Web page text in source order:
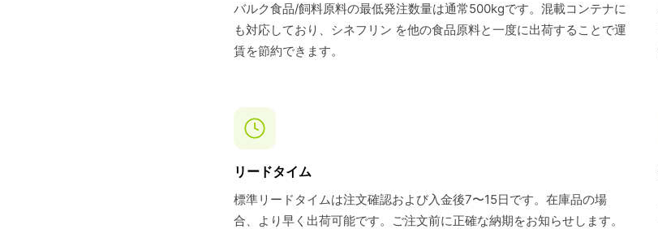
バルク食品/飼料原料の最低発注数量は通常500kgです。混載コンテナに
も対応しており、シネフリン を他の食品原料と一度に出荷することで運
賃を節約できます。
リードタイム
標準リードタイムは注文確認および入金後7〜15日です。在庫品の場
合、より早く出荷可能です。ご注文前に正確な納期をお知らせします。